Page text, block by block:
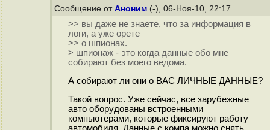
Сообщение от Аноним (-), 06-Ноя-10, 22:17
>> вы даже не знаете, что за информация в
логи, а уже орете
>> о шпионах.
> шпионаж - это когда данные обо мне
собирают без моего ведома.
А собирают ли они о ВАС ЛИЧНЫЕ ДАННЫЕ?
Такой вопрос. Уже сейчас, все зарубежные
авто оборудованы встроенными
компьютерами, которые фиксируют работу
автомобиля. Данные с компа можно снять